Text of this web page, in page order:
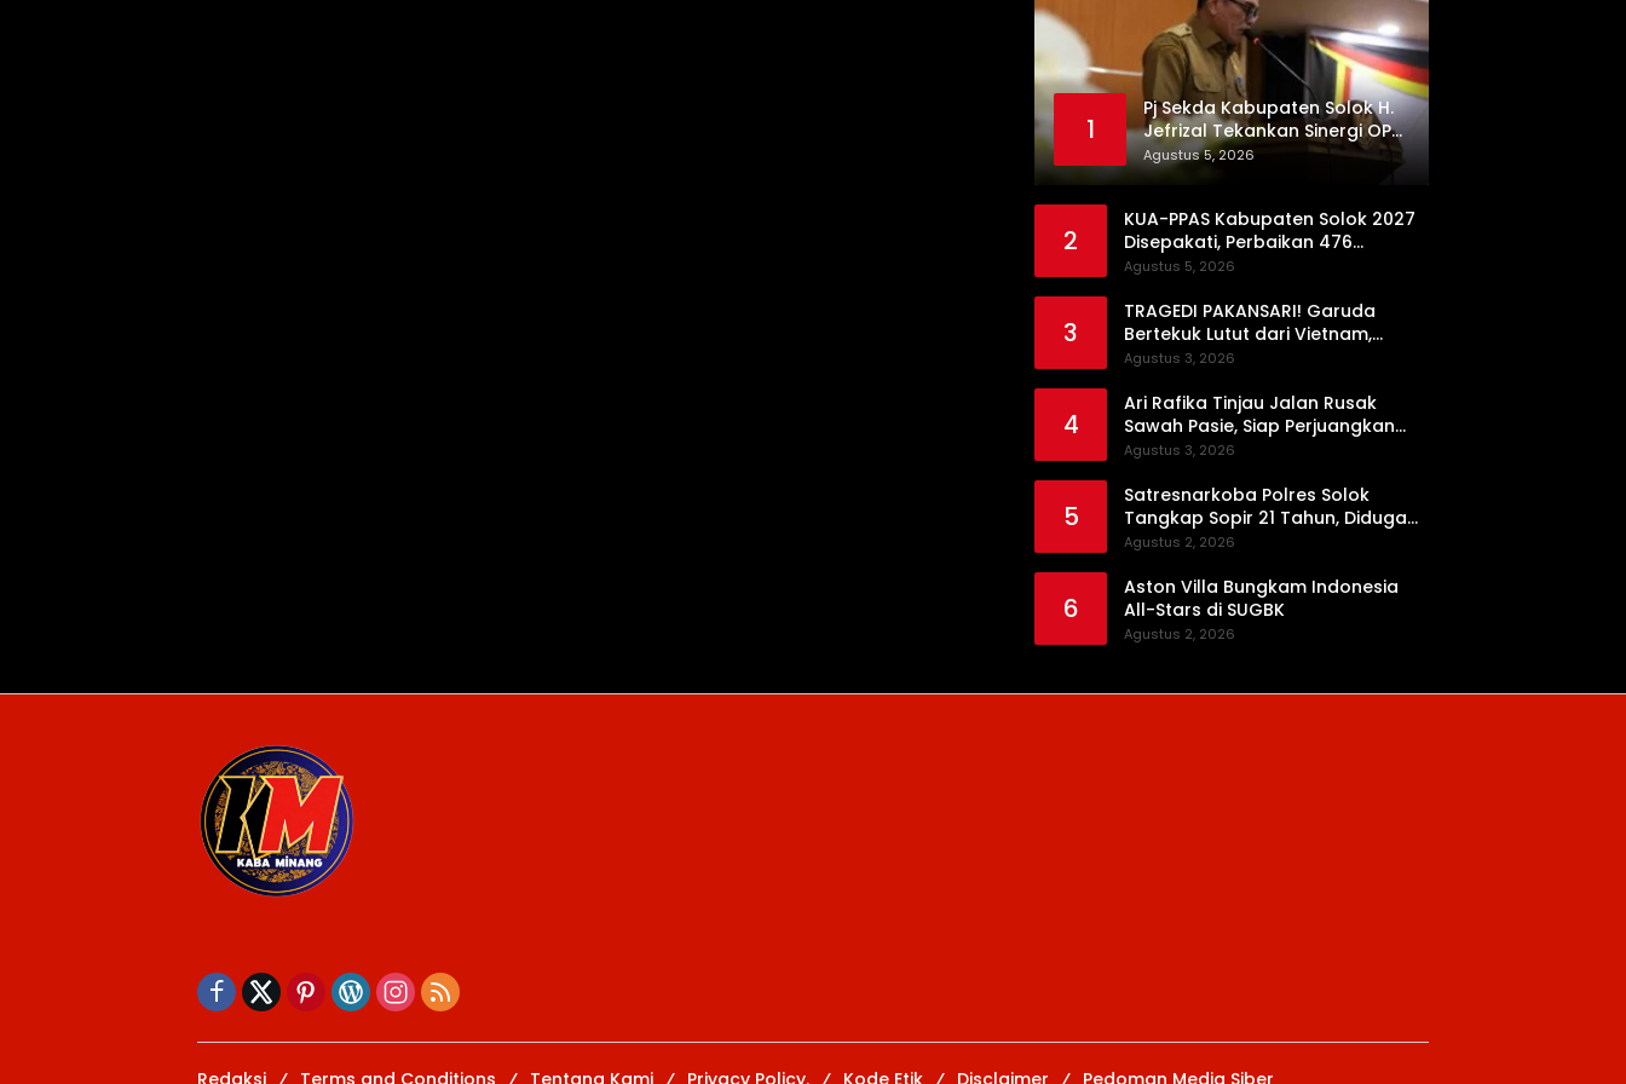
1
Pj Sekda Kabupaten Solok H.
Jefrizal Tekankan Sinergi OPD
demi Percepatan
Pembangunan Daerah
Agustus 5, 2026
2
KUA-PPAS Kabupaten Solok 2027
Disepakati, Perbaikan 476
Kilometer Jalan Rusak Jadi
Agustus 5, 2026
3
TRAGEDI PAKANSARI! Garuda
Bertekuk Lutut dari Vietnam,
Langkah ke Semifinal Kini di Ujung
Agustus 3, 2026
4
Ari Rafika Tinjau Jalan Rusak
Sawah Pasie, Siap Perjuangkan
Perbaikannya di DPRD
Agustus 3, 2026
5
Satresnarkoba Polres Solok
Tangkap Sopir 21 Tahun, Diduga
Kuasai Satu Paket Sabu di Kubung
Agustus 2, 2026
6
Aston Villa Bungkam Indonesia
All-Stars di SUGBK
Agustus 2, 2026